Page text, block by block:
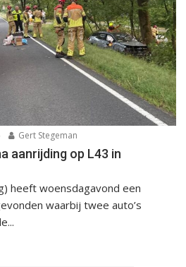
Gert Stegeman
aanrijding op L43 in
heeft woensdagavond een
waarbij twee auto’s